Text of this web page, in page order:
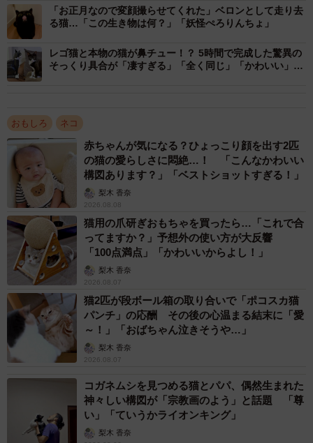
「女の子が写真を撮ってもらうとき、下から撮ると脚が長
く小顔に写るというポストを見たのがきっかけです。『ど
れどれ』と試してみたところ、ネコチャンにも当てはまり
ました。まさかの10頭身スーパーモデルに変身して、私も
ーー過去の投稿も素敵ですが、撮影するときに工夫してい
ることは？
「猫の鳴き真似が得意なので、一人で『く゜るる～ぅ』と
鳴きながら撮っています。すると、ミントがよくこちらを
見てくれるんです。ただ、“どうしたの？”と心配されている
だけかもしれませんが（笑）」
「お正月なので変顔撮らせてくれた」ベロンとして走り去
る猫…「この生き物は何？」「妖怪ぺろりんちょ」
レゴ猫と本物の猫が鼻チュー！？ 5時間で完成した驚異の
そっくり具合が「凄すぎる」「全く同じ」「かわいい」と
おもしろ ネコ
赤ちゃんが気になる？ひょっこり顔を出す2匹
の猫の愛らしさに悶絶…！ 「こんなかわいい
構図あります？」「ベストショットすぎる！」
梨木 香奈
2026.08.08
猫用の爪研ぎおもちゃを買ったら…「これで合
ってますか？」予想外の使い方が大反響
「100点満点」「かわいいからよし！」
梨木 香奈
2026.08.07
猫2匹が段ボール箱の取り合いで「ポコスカ猫
パンチ」の応酬 その後の心温まる結末に「愛
～！」「おばちゃん泣きそうや…」
梨木 香奈
2026.08.07
コガネムシを見つめる猫とパパ、偶然生まれた
神々しい構図が「宗教画のよう」と話題 「尊
い」「ていうかライオンキング」
梨木 香奈